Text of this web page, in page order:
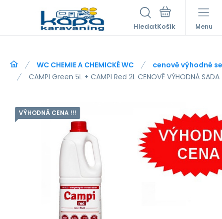
Hledat Menu
WC CHEMIE A CHEMICKÉ WC
cenově výhodné
CAMPI Green 5L + CAMPI Red 2L CENOVĚ VÝHODNÁ SADA
VÝHODNÁ CENA !!!